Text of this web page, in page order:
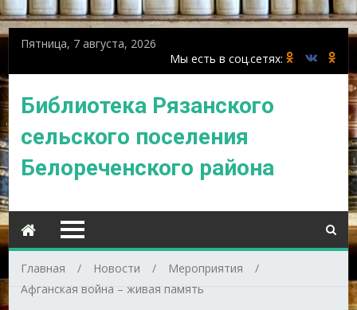
Пятница, 7 августа, 2026
Библиотека Рязанского
сельского поселения
Белореченского района
Главная Новости
Мероприятия
Афганская война – живая память